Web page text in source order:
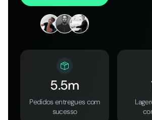
5.5m
Pedidos entregues com
sucesso